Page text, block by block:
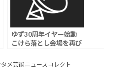
ゆず30周年イヤー始動
こけら落とし会場を再び
メ芸能ニュースコレクト